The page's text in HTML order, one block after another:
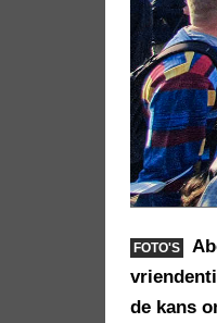
FOTO'S
de kans